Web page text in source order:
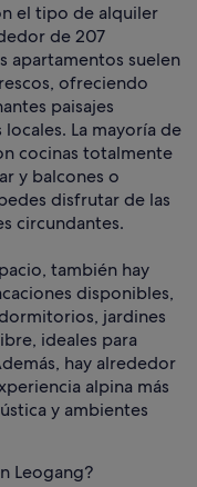
el tipo de alquiler
de 207
apartamentos suelen
ofreciendo
paisajes
La mayoría de
cocinas totalmente
y balcones o
disfrutar de las
circundantes.
también hay
disponibles,
jardines
ideales para
hay alrededor
alpina más
y ambientes
Leogang?